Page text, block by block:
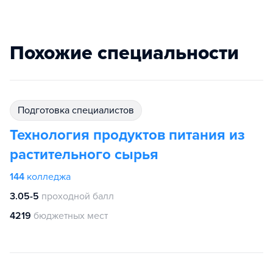
Похожие специальности
подготовка специалистов
Технология продуктов питания из
растительного сырья
144 колледжа
3.05-5 проходной балл
4219 бюджетных мест